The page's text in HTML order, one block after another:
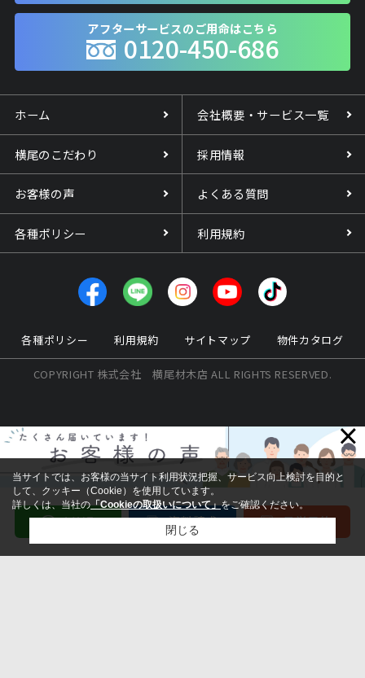
アフターサービスのご用命はこちら
0120-450-686
ホーム 会社概要・サービス一覧
横尾のこだわり 採用情報
お客様の声 よくある質問
各種ポリシー 利用規約
各種ポリシー 利用規約 サイトマップ 物件カタログ
COPYRIGHT 株式会社 横尾材木店 ALL RIGHTS RESERVED.
×
当サイトでは、お客様の当サイト利用状況把握、サービス向上検討を目的と
して、クッキー（Cookie）を使用しています。
詳しくは、当社の「Cookieの取扱いについて」をご確認ください。
閉じる